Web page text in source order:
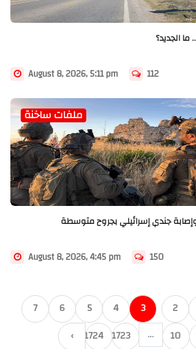
الجديد؟
August 8, 2026, 5:11 pm 112
ملفات ساخنة
جندي إسرائيلي بجروح متوسطة
August 8, 2026, 4:45 pm 150
2
3
4
5
6
7
10
...
11723
11724
›